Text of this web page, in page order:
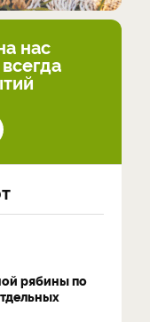
нас
рябины по